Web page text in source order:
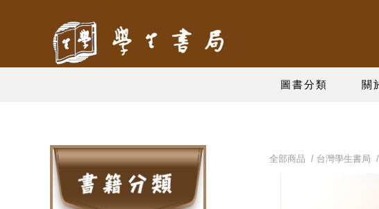
圖書分類 關
全部商品 / 台灣學生書局 /